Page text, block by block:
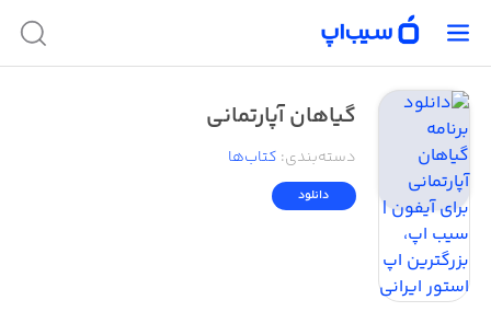
گیاهان آپارتمانی
دسته‌بندی: کتاب‌ها
دانلود